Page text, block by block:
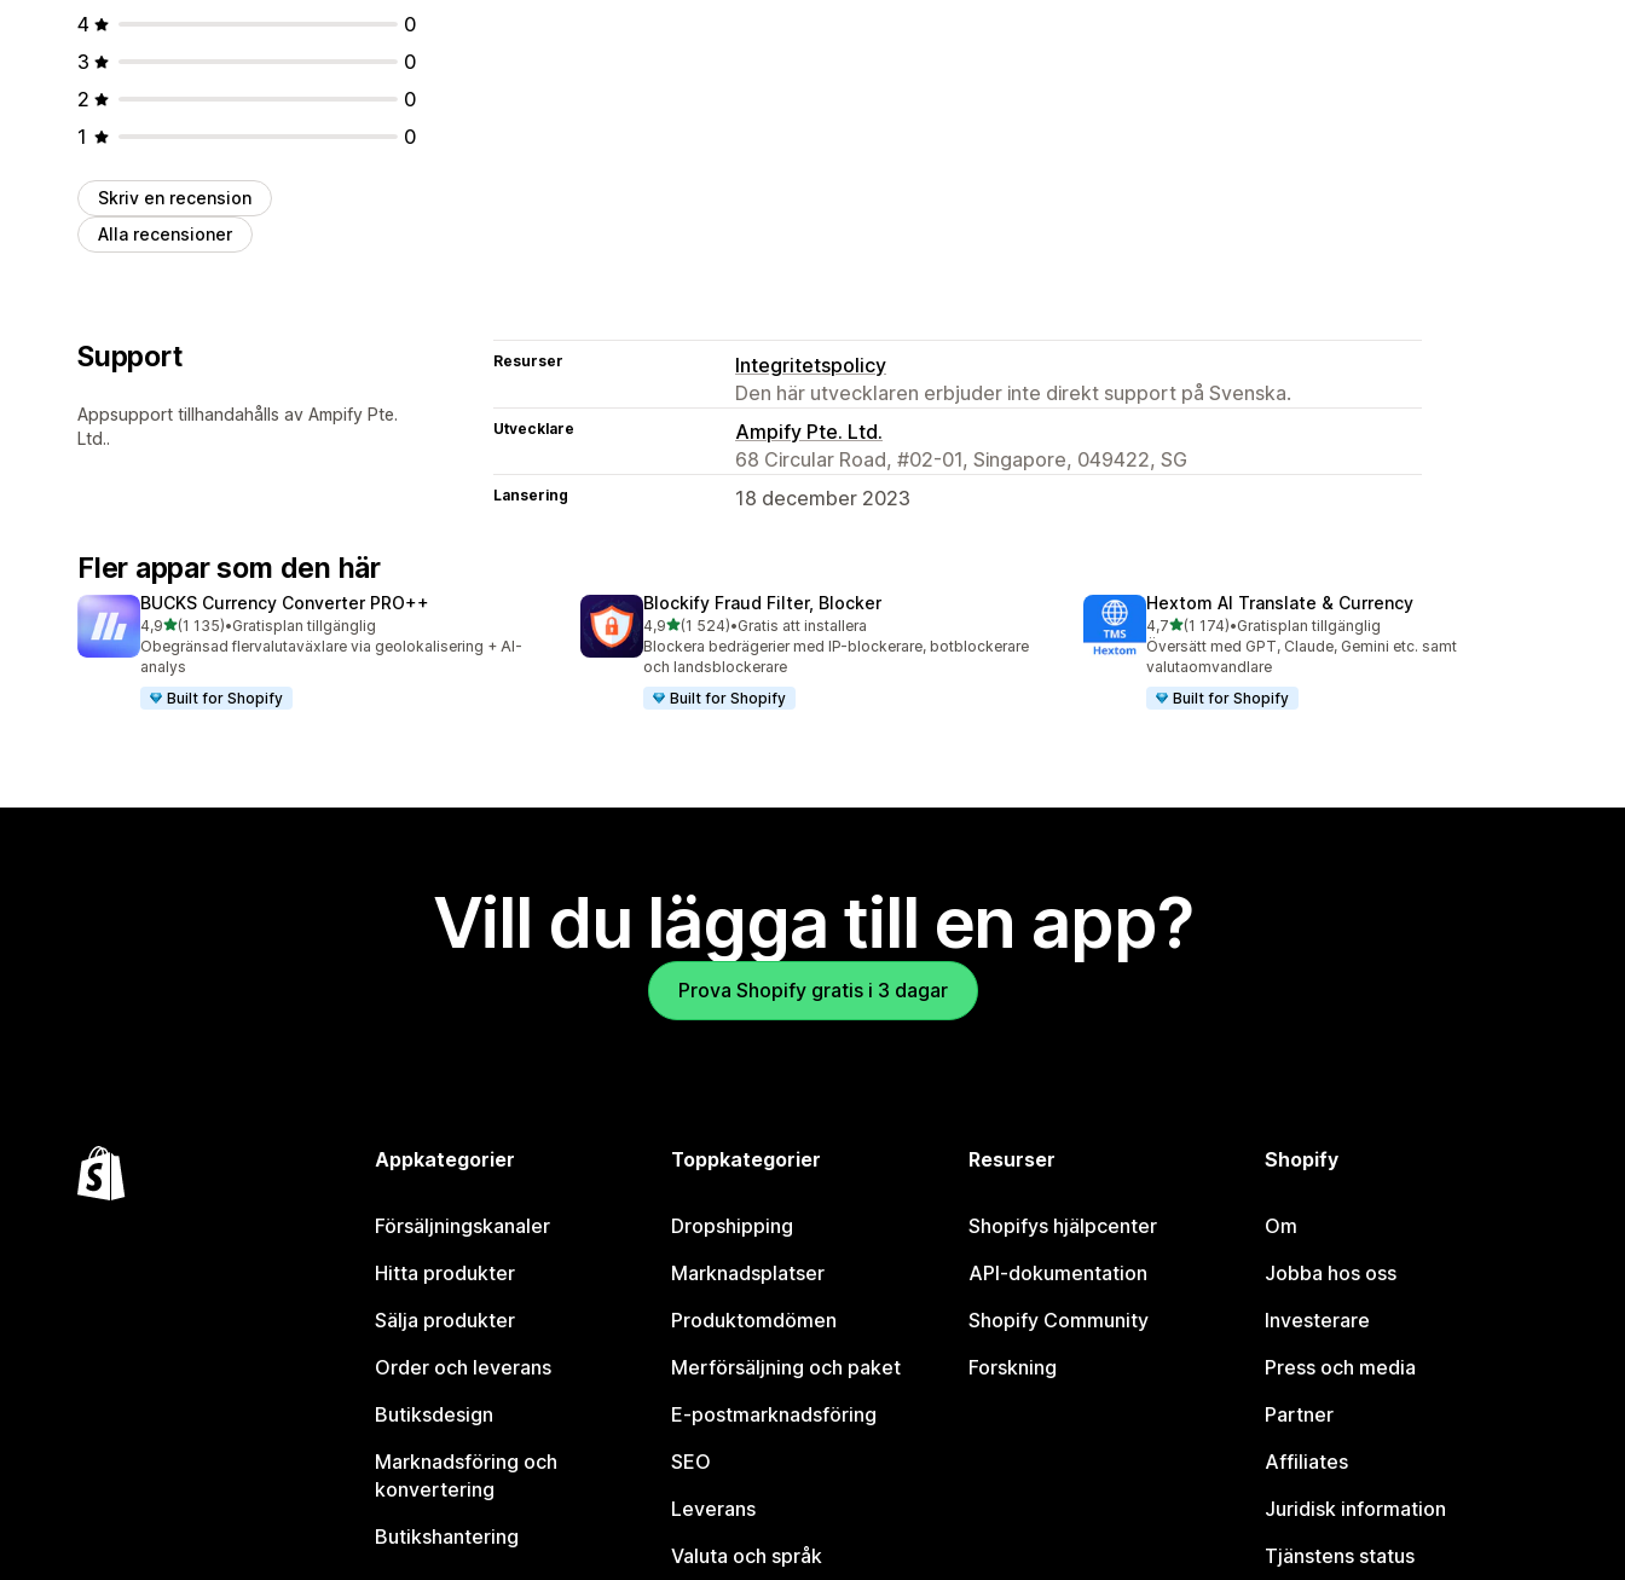
4
0
3
0
2
0
1
0
Skriv en recension
Alla recensioner
Support
Appsupport tillhandahålls av Ampify Pte.
Ltd..
Resurser
Integritetspolicy
Den här utvecklaren erbjuder inte direkt support på Svenska.
Utvecklare
Ampify Pte. Ltd.
68 Circular Road, #02-01, Singapore, 049422, SG
Lansering 18 december 2023
Fler appar som den här
BUCKS Currency Converter PRO++
4,9av 5 stjärnor
(1 135)
1135 recensioner totalt
•Gratisplan tillgänglig
Obegränsad flervalutaväxlare via geolokalisering + AI-
analys
Built for Shopify
Blockify Fraud Filter, Blocker
4,9av 5 stjärnor
(1 524)
1524 recensioner totalt
•Gratis att installera
Blockera bedrägerier med IP-blockerare, botblockerare
och landsblockerare
Built for Shopify
Hextom AI Translate & Currency
4,7av 5 stjärnor
(1 174)
1174 recensioner totalt
•Gratisplan tillgänglig
Översätt med GPT, Claude, Gemini etc. samt
valutaomvandlare
Built for Shopify
Vill du lägga till en app?
Prova Shopify gratis i 3 dagar
Appkategorier
Försäljningskanaler
Hitta produkter
Sälja produkter
Order och leverans
Butiksdesign
Marknadsföring och
konvertering
Butikshantering
Toppkategorier
Dropshipping
Marknadsplatser
Produktomdömen
Merförsäljning och paket
E-postmarknadsföring
SEO
Leverans
Valuta och språk
Resurser
Shopifys hjälpcenter
API-dokumentation
Shopify Community
Forskning
Shopify
Om
Jobba hos oss
Investerare
Press och media
Partner
Affiliates
Juridisk information
Tjänstens status